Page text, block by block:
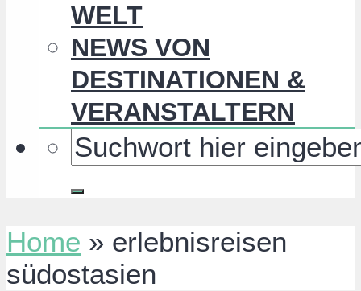
WELT
NEWS VON
DESTINATIONEN &
VERANSTALTERN
Home » erlebnisreisen
südostasien